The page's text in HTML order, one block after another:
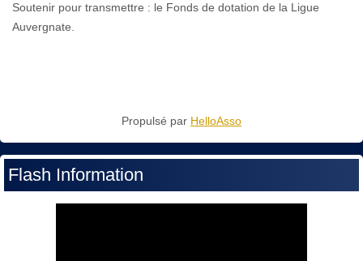
Soutenir pour transmettre : le Fonds de dotation de la Ligue
Auvergnate.
Propulsé par HelloAsso
Flash Information